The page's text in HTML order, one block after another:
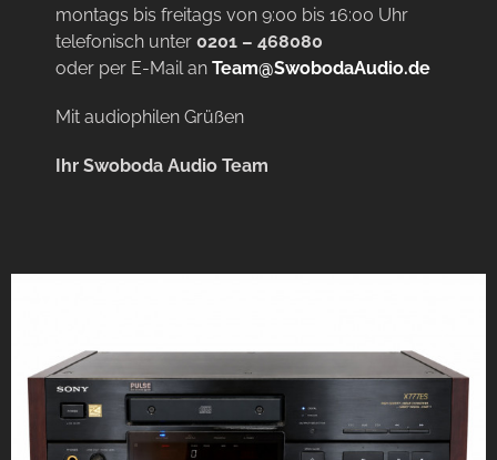
montags bis freitags von 9:00 bis 16:00 Uhr
telefonisch unter 0201 – 468080
oder per E-Mail an Team@SwobodaAudio.de
Mit audiophilen Grüßen
Ihr Swoboda Audio Team